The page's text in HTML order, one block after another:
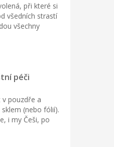
při které si
všedních strastí
všechny
péči
pouzdře a
(nebo fólií).
i my Češi, po